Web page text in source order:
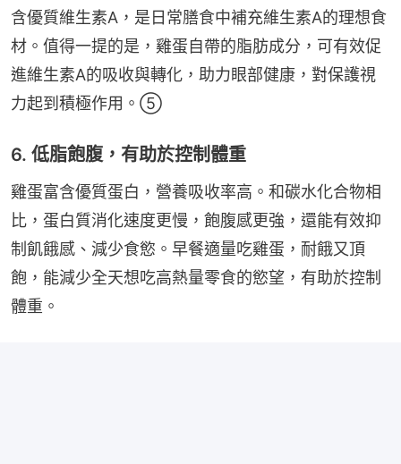
含優質維生素A，是日常膳食中補充維生素A的理想食
材。值得一提的是，雞蛋自帶的脂肪成分，可有效促
進維生素A的吸收與轉化，助力眼部健康，對保護視
力起到積極作用。⑤
6. 低脂飽腹，有助於控制體重
雞蛋富含優質蛋白，營養吸收率高。和碳水化合物相
比，蛋白質消化速度更慢，飽腹感更強，還能有效抑
制飢餓感、減少食慾。早餐適量吃雞蛋，耐餓又頂
飽，能減少全天想吃高熱量零食的慾望，有助於控制
體重。